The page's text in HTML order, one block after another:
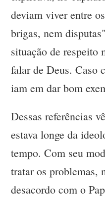
deviam viver entre
brigas, nem
situação de respeito
falar de Deus. Caso
iam em dar bom
Dessas referências
estava longe da
tempo. Com seu
tratar os problemas,
desacordo com o